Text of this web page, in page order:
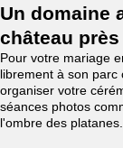
Un domaine
château
Pour votre mariage
librement à son parc
organiser votre
séances photos
l'ombre des platanes.